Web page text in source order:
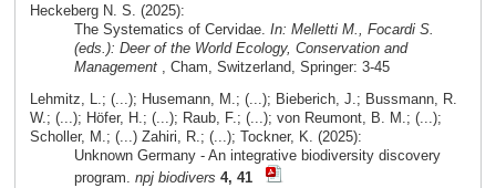
Heckeberg N. S. (2025):
The Systematics of Cervidae. In: Melletti M., Focardi S.
(eds.): Deer of the World Ecology, Conservation and
Management, Cham, Switzerland, Springer: 3-45
Lehmitz, L.; (...); Husemann, M.; (...); Bieberich, J.; Bussmann, R.
W.; (...); Höfer, H.; (...); Raub, F.; (...); von Reumont, B. M.; (...);
Scholler, M.; (...) Zahiri, R.; (...); Tockner, K. (2025):
Unknown Germany - An integrative biodiversity discovery
program. npj biodivers 4, 41